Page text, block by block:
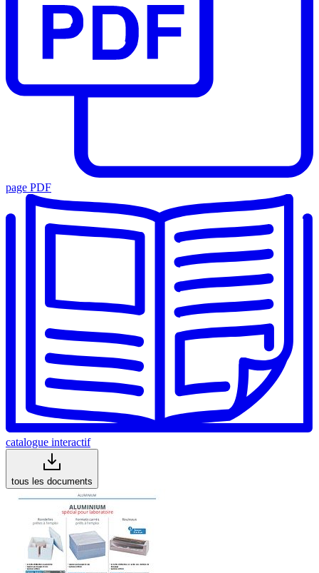
page PDF
catalogue interactif
tous les documents